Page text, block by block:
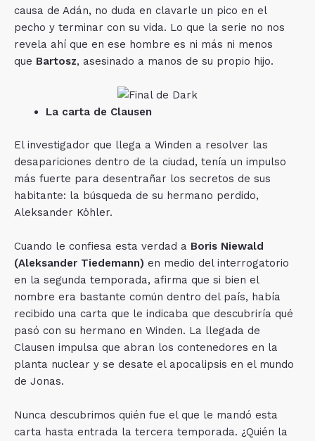
causa de Adán, no duda en clavarle un pico en el
pecho y terminar con su vida. Lo que la serie no nos
revela ahí que en ese hombre es ni más ni menos
que Bartosz, asesinado a manos de su propio hijo.
La carta de Clausen
El investigador que llega a Winden a resolver las
desapariciones dentro de la ciudad, tenía un impulso
más fuerte para desentrañar los secretos de sus
habitante: la búsqueda de su hermano perdido,
Aleksander Köhler.
Cuando le confiesa esta verdad a Boris Niewald
(Aleksander Tiedemann) en medio del interrogatorio
en la segunda temporada, afirma que si bien el
nombre era bastante común dentro del país, había
recibido una carta que le indicaba que descubriría qué
pasó con su hermano en Winden. La llegada de
Clausen impulsa que abran los contenedores en la
planta nuclear y se desate el apocalipsis en el mundo
de Jonas.
Nunca descubrimos quién fue el que le mandó esta
carta hasta entrada la tercera temporada. ¿Quién la